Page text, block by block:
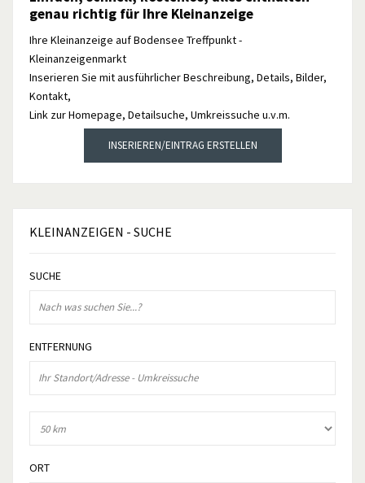
genau richtig für Ihre Kleinanzeige
Ihre Kleinanzeige auf Bodensee Treffpunkt -
Kleinanzeigenmarkt
Inserieren Sie mit ausführlicher Beschreibung, Details, Bilder,
Kontakt,
Link zur Homepage, Detailsuche, Umkreissuche u.v.m.
INSERIEREN/EINTRAG ERSTELLEN
KLEINANZEIGEN - SUCHE
SUCHE
ENTFERNUNG
ORT